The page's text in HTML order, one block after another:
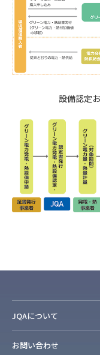
設備認定
JQAについて
お問い合わせ